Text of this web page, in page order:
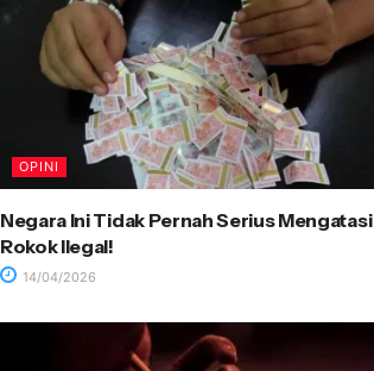
OPINI
Negara Ini Tidak Pernah Serius Mengatasi
Rokok Ilegal!
14/04/2026